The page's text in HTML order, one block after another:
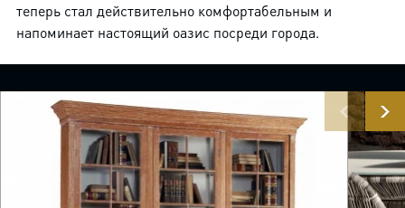
теперь стал действительно комфортабельным и
напоминает настоящий оазис посреди города.